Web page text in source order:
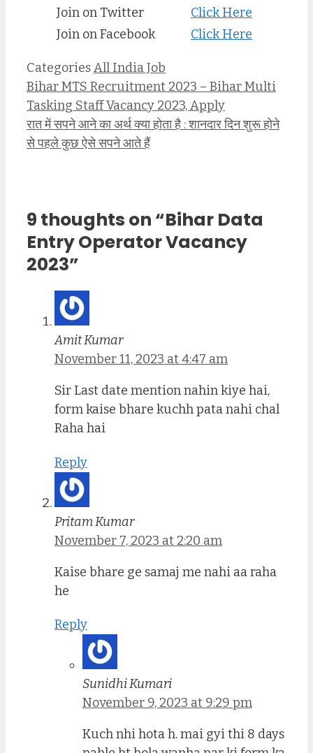
Join on Twitter
Click Here
Join on Facebook
Click Here
CategoriesAll India Job
Bihar MTS Recruitment 2023 – Bihar Multi
Tasking Staff Vacancy 2023, Apply
रात में सपने आने का अर्थ क्या होता है : शानदार दिन शुरू होने
से पहले कुछ ऐसे सपने आते हैं
9 thoughts on “Bihar Data
Entry Operator Vacancy
2023”
Amit Kumar
November 11, 2023 at 4:47 am
Sir Last date mention nahin kiye hai,
form kaise bhare kuchh pata nahi chal
Raha hai
Reply
Pritam Kumar
November 7, 2023 at 2:20 am
Kaise bhare ge samaj me nahi aa raha
he
Reply
Sunidhi Kumari
November 9, 2023 at 9:29 pm
Kuch nhi hota h. mai gyi thi 8 days